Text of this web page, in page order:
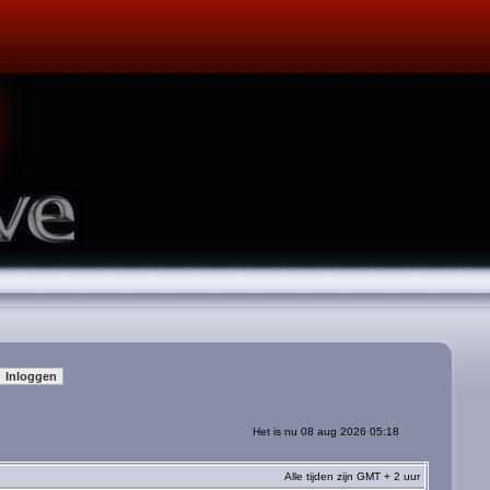
Het is nu 08 aug 2026 05:18
Alle tijden zijn GMT + 2 uur